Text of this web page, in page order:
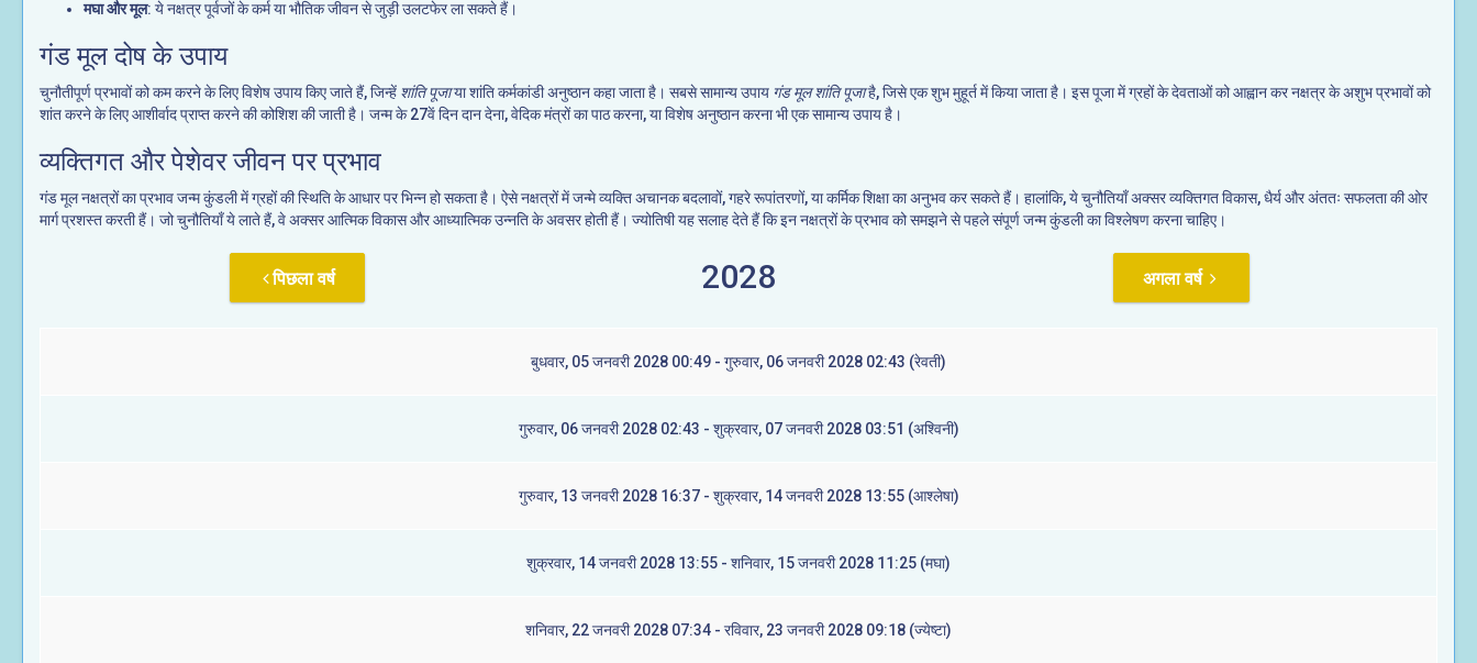
मघा और मूल: ये नक्षत्र पूर्वजों के कर्म या भौतिक जीवन से जुड़ी उलटफेर ला सकते हैं।
गंड मूल दोष के उपाय
चुनौतीपूर्ण प्रभावों को कम करने के लिए विशेष उपाय किए जाते हैं, जिन्हें शांति पूजाया शांति कर्मकांडी अनुष्ठान कहा जाता है। सबसे सामान्य उपाय गंड मूल शांति पूजाहै, जिसे एक शुभ मुहूर्त में किया जाता है। इस पूजा में ग्रहों के देवताओं को आह्वान कर नक्षत्र के अशुभ प्रभावों को
शांत करने के लिए आशीर्वाद प्राप्त करने की कोशिश की जाती है। जन्म के 27वें दिन दान देना, वेदिक मंत्रों का पाठ करना, या विशेष अनुष्ठान करना भी एक सामान्य उपाय है।
व्यक्तिगत और पेशेवर जीवन पर प्रभाव
गंड मूल नक्षत्रों का प्रभाव जन्म कुंडली में ग्रहों की स्थिति के आधार पर भिन्न हो सकता है। ऐसे नक्षत्रों में जन्मे व्यक्ति अचानक बदलावों, गहरे रूपांतरणों, या कर्मिक शिक्षा का अनुभव कर सकते हैं। हालांकि, ये चुनौतियाँ अक्सर व्यक्तिगत विकास, धैर्य और अंततः सफलता की ओर
मार्ग प्रशस्त करती हैं। जो चुनौतियाँ ये लाते हैं, वे अक्सर आत्मिक विकास और आध्यात्मिक उन्नति के अवसर होती हैं। ज्योतिषी यह सलाह देते हैं कि इन नक्षत्रों के प्रभाव को समझने से पहले संपूर्ण जन्म कुंडली का विश्लेषण करना चाहिए।
पिछला वर्ष 2028 अगला वर्ष
बुधवार, 05 जनवरी 2028 00:49 - गुरुवार, 06 जनवरी 2028 02:43 (रेवती)
गुरुवार, 06 जनवरी 2028 02:43 - शुक्रवार, 07 जनवरी 2028 03:51 (अश्विनी)
गुरुवार, 13 जनवरी 2028 16:37 - शुक्रवार, 14 जनवरी 2028 13:55 (आश्लेषा)
शुक्रवार, 14 जनवरी 2028 13:55 - शनिवार, 15 जनवरी 2028 11:25 (मघा)
शनिवार, 22 जनवरी 2028 07:34 - रविवार, 23 जनवरी 2028 09:18 (ज्येष्टा)